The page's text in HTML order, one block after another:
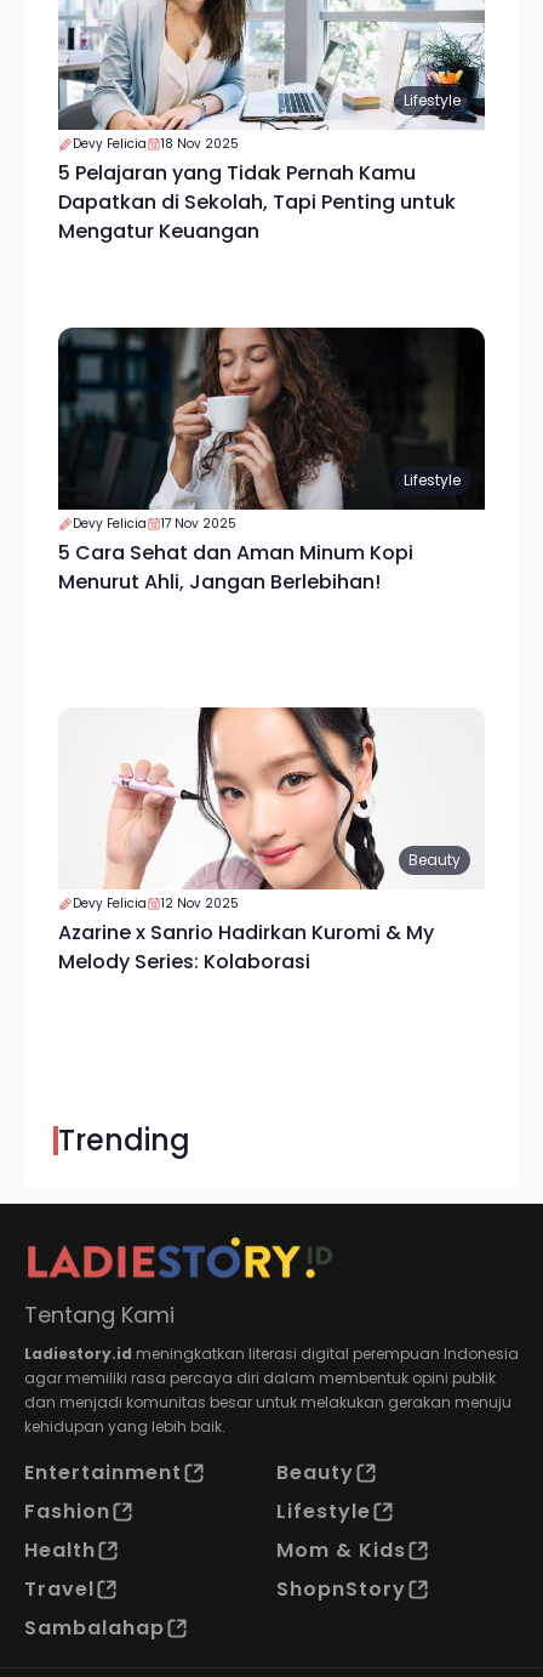
Lifestyle
Devy Felicia 18 Nov 2025
5 Pelajaran yang Tidak Pernah Kamu
Dapatkan di Sekolah, Tapi Penting untuk
Mengatur Keuangan
Lifestyle
Devy Felicia 17 Nov 2025
5 Cara Sehat dan Aman Minum Kopi
Menurut Ahli, Jangan Berlebihan!
Beauty
Devy Felicia 12 Nov 2025
Azarine x Sanrio Hadirkan Kuromi & My
Melody Series: Kolaborasi
Trending
Tentang Kami
Ladiestory.id meningkatkan literasi digital perempuan Indonesia
agar memiliki rasa percaya diri dalam membentuk opini publik
dan menjadi komunitas besar untuk melakukan gerakan menuju
kehidupan yang lebih baik.
Entertainment
Beauty
Fashion
Lifestyle
Health
Mom & Kids
Travel
ShopnStory
Sambalahap